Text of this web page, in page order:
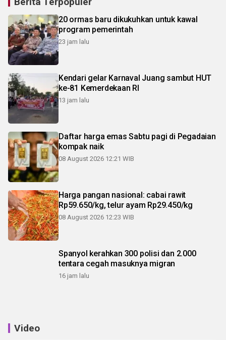
20 ormas baru dikukuhkan untuk kawal
program pemerintah
23 jam lalu
Kendari gelar Karnaval Juang sambut HUT
ke-81 Kemerdekaan RI
13 jam lalu
Daftar harga emas Sabtu pagi di Pegadaian
kompak naik
08 August 2026 12:21 WIB
Harga pangan nasional: cabai rawit
Rp59.650/kg, telur ayam Rp29.450/kg
08 August 2026 12:23 WIB
Spanyol kerahkan 300 polisi dan 2.000
tentara cegah masuknya migran
16 jam lalu
Video